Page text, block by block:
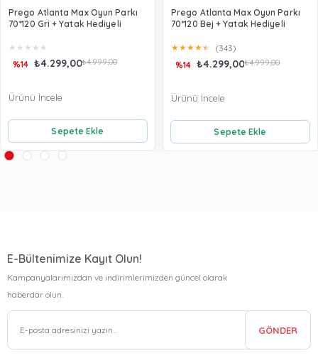
Prego Atlanta Max Oyun Parkı
70*120 Gri + Yatak Hediyeli
★ ★ ★ ★ ★
₺4.299,00₺4.999,00
%14
Sepete Ekle
Ürünü İncele
Prego Atlanta Max Oyun Parkı
70*120 Bej + Yatak Hediyeli
★★★★★ (343)
₺4.299,00₺4.999,00
%14
Sepete Ekle
Ürünü İncele
E-Bültenimize Kayıt Olun!
Kampanyalarımızdan ve indirimlerimizden güncel olarak
haberdar olun.
GÖNDER